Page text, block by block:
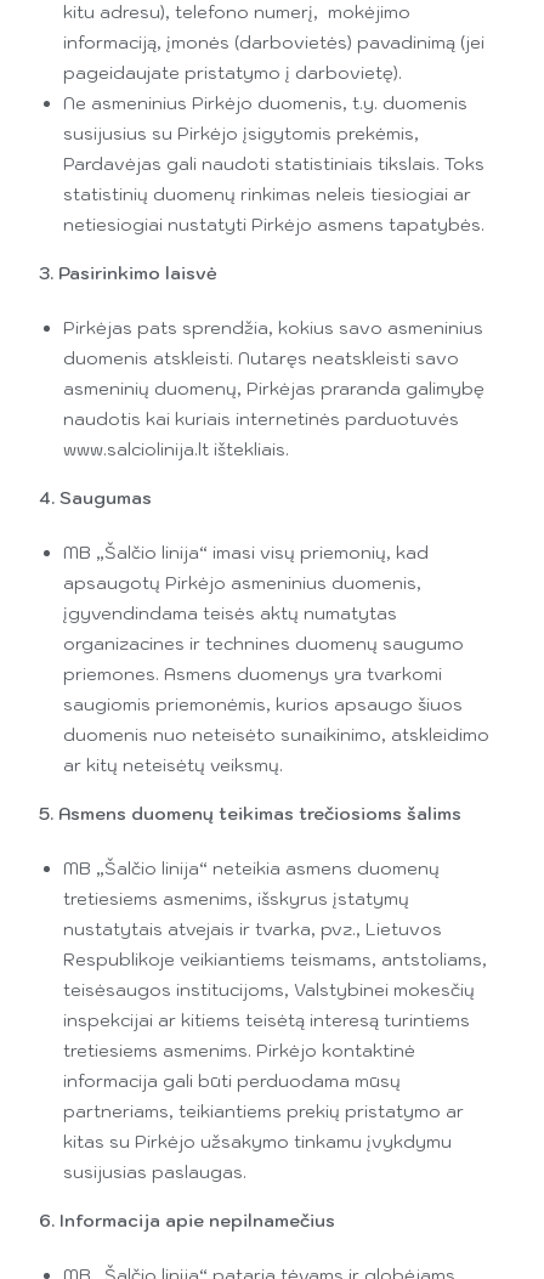
kitu adresu), telefono numerį, mokėjimo
informaciją, įmonės (darbovietės) pavadinimą (jei
pageidaujate pristatymo į darbovietę).
Ne asmeninius Pirkėjo duomenis, t.y. duomenis
susijusius su Pirkėjo įsigytomis prekėmis,
Pardavėjas gali naudoti statistiniais tikslais. Toks
statistinių duomenų rinkimas neleis tiesiogiai ar
netiesiogiai nustatyti Pirkėjo asmens tapatybės.
3. Pasirinkimo laisvė
Pirkėjas pats sprendžia, kokius savo asmeninius
duomenis atskleisti. Nutaręs neatskleisti savo
asmeninių duomenų, Pirkėjas praranda galimybę
naudotis kai kuriais internetinės parduotuvės
www.salciolinija.lt ištekliais.
4. Saugumas
MB „Šalčio linija“ imasi visų priemonių, kad
apsaugotų Pirkėjo asmeninius duomenis,
įgyvendindama teisės aktų numatytas
organizacines ir technines duomenų saugumo
priemones. Asmens duomenys yra tvarkomi
saugiomis priemonėmis, kurios apsaugo šiuos
duomenis nuo neteisėto sunaikinimo, atskleidimo
ar kitų neteisėtų veiksmų.
5. Asmens duomenų teikimas trečiosioms šalims
MB „Šalčio linija“ neteikia asmens duomenų
tretiesiems asmenims, išskyrus įstatymų
nustatytais atvejais ir tvarka, pvz., Lietuvos
Respublikoje veikiantiems teismams, antstoliams,
teisėsaugos institucijoms, Valstybinei mokesčių
inspekcijai ar kitiems teisėtą interesą turintiems
tretiesiems asmenims. Pirkėjo kontaktinė
informacija gali būti perduodama mūsų
partneriams, teikiantiems prekių pristatymo ar
kitas su Pirkėjo užsakymo tinkamu įvykdymu
susijusias paslaugas.
6. Informacija apie nepilnamečius